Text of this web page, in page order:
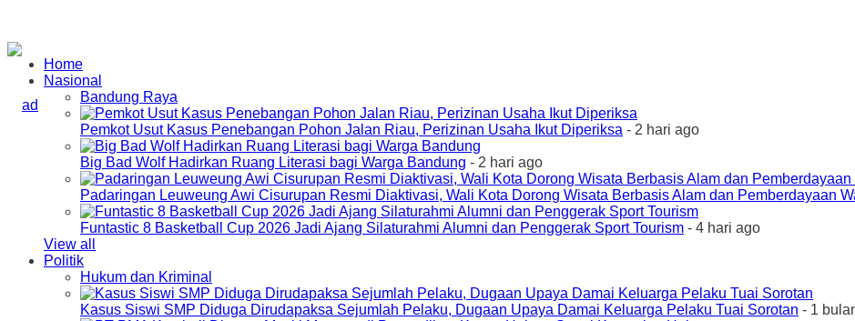
Home
Nasional
Bandung Raya
Pemkot Usut Kasus Penebangan Pohon Jalan Riau, Perizinan Usaha Ikut Diperiksa - 2 hari ago
Big Bad Wolf Hadirkan Ruang Literasi bagi Warga Bandung - 2 hari ago
Padaringan Leuweung Awi Cisurupan Resmi Diaktivasi, Wali Kota Dorong Wisata Berbasis Alam dan Pemberdayaan
Funtastic 8 Basketball Cup 2026 Jadi Ajang Silaturahmi Alumni dan Penggerak Sport Tourism - 4 hari ago
View all
Politik
Hukum dan Kriminal
Kasus Siswi SMP Diduga Dirudapaksa Sejumlah Pelaku, Dugaan Upaya Damai Keluarga Pelaku Tuai Sorotan - 1